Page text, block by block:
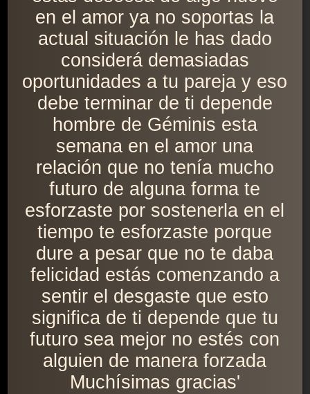
en el amor ya no soportas la
actual situación le has dado
considerá demasiadas
oportunidades a tu pareja y eso
debe terminar de ti depende
hombre de Géminis esta
semana en el amor una
relación que no tenía mucho
futuro de alguna forma te
esforzaste por sostenerla en el
tiempo te esforzaste porque
dure a pesar que no te daba
felicidad estás comenzando a
sentir el desgaste que esto
significa de ti depende que tu
futuro sea mejor no estés con
alguien de manera forzada
Muchísimas gracias'